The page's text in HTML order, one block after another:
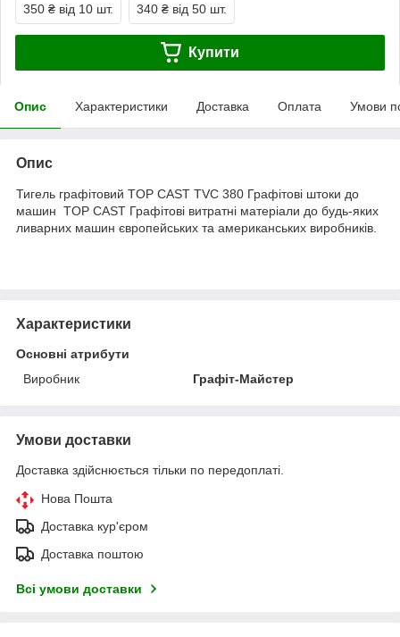
350 ₴ від 10 шт. 340 ₴ від 50 шт.
Купити
Опис Характеристики Доставка Оплата Умови
Опис
Тигель графітовий TOP CAST TVC 380 Графітові штоки до
машин TOP CAST Графітові витратні матеріали до будь-яких
ливарних машин європейських та американських виробників.
Характеристики
Основні атрибути
Виробник
Графіт-Майстер
Умови доставки
Доставка здійснюється тільки по передоплаті.
Нова Пошта
Доставка кур'єром
Доставка поштою
Всі умови доставки